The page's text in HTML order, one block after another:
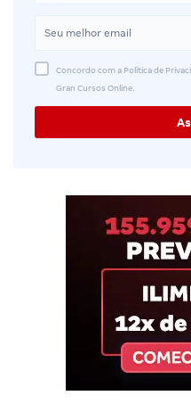
Concordo com a Política de
Gran Cursos Online.